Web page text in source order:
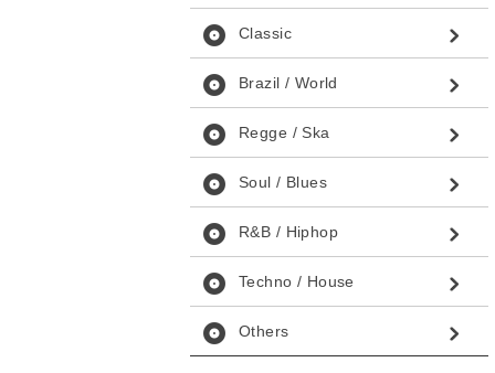
album Classic
album Brazil / World
album Regge / Ska
album Soul / Blues
album R&B / Hiphop
album Techno / House
album Others